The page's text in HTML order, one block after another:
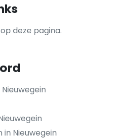
deze pagina.
Nieuwegein